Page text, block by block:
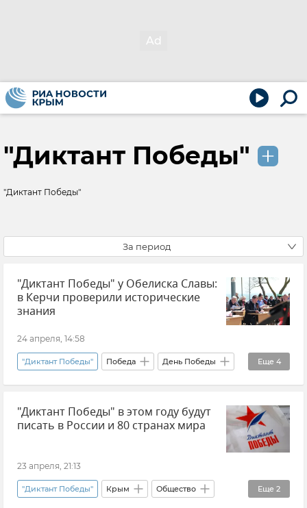
"Диктант Победы"
"Диктант Победы"
За период
"Диктант Победы" у Обелиска Славы:
в Керчи проверили исторические
знания
24 апреля, 14:58
Еще 4
"Диктант Победы" Победа День Победы
Новости Крыма Керчь Общество
Крым
"Диктант Победы" в этом году будут
писать в России и 80 странах мира
23 апреля, 21:13
Еще 2
"Диктант Победы" Крым Общество